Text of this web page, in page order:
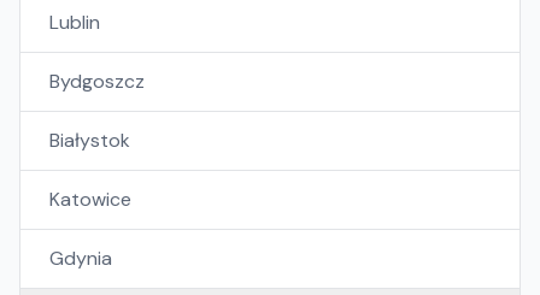
Lublin
Bydgoszcz
Białystok
Katowice
Gdynia